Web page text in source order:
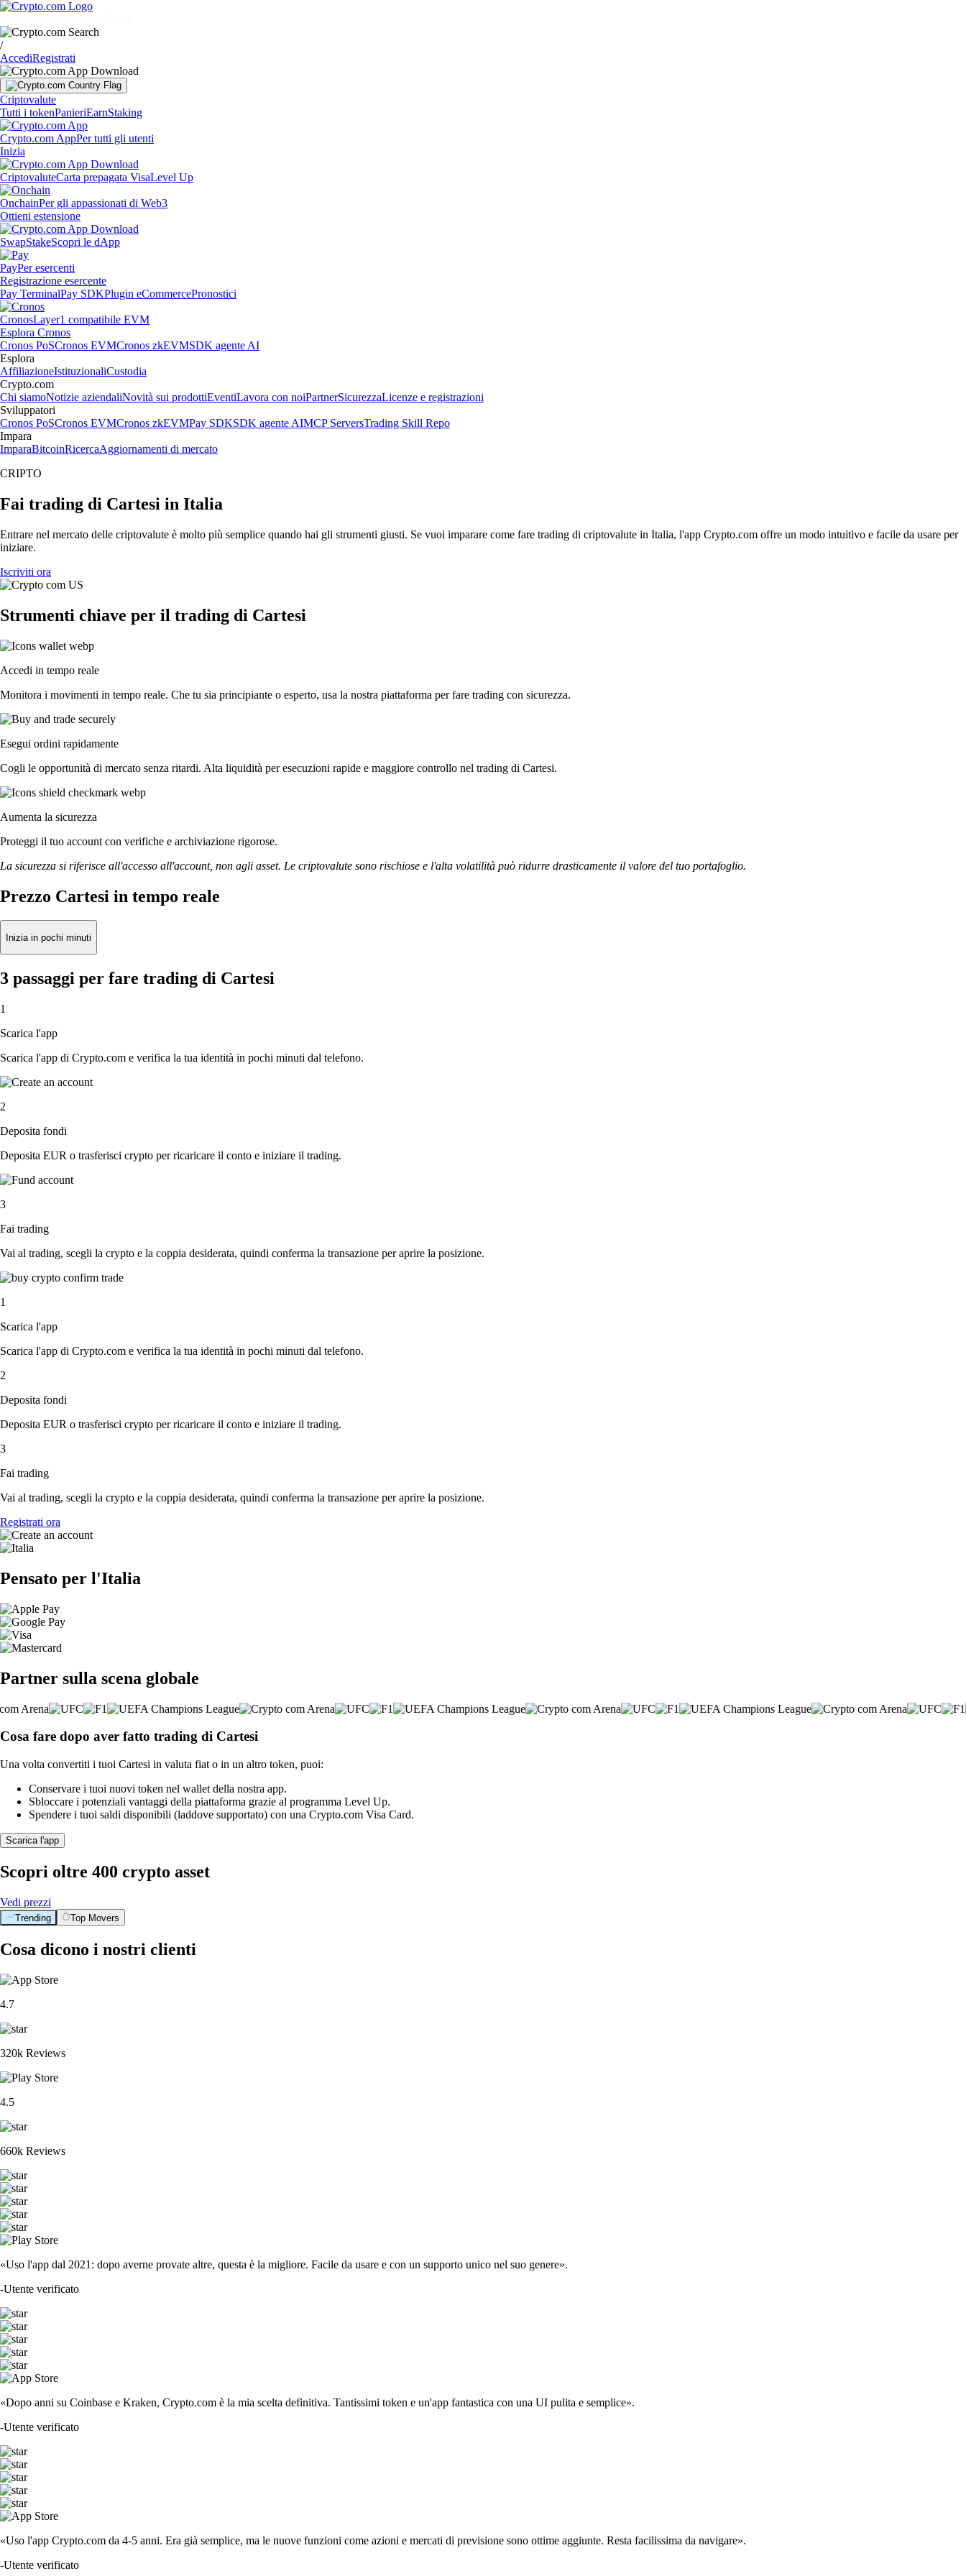
/
AccediRegistrati
Criptovalute
Tutti i tokenPanieriEarnStaking
Crypto.com AppPer tutti gli utenti
Inizia
CriptovaluteCarta prepagata VisaLevel Up
OnchainPer gli appassionati di Web3
Ottieni estensione
SwapStakeScopri le dApp
PayPer esercenti
Registrazione esercente
Pay TerminalPay SDKPlugin eCommercePronostici
CronosLayer1 compatibile EVM
Esplora Cronos
Cronos PoSCronos EVMCronos zkEVMSDK agente AI
Esplora
AffiliazioneIstituzionaliCustodia
Crypto.com
Chi siamoNotizie aziendaliNovità sui prodottiEventiLavora con noiPartnerSicurezzaLicenze e registrazioni
Sviluppatori
Cronos PoSCronos EVMCronos zkEVMPay SDKSDK agente AIMCP ServersTrading Skill Repo
Impara
ImparaBitcoinRicercaAggiornamenti di mercato
CRIPTO
Fai trading di Cartesi in Italia
Entrare nel mercato delle criptovalute è molto più semplice quando hai gli strumenti giusti. Se vuoi imparare come fare trading di criptovalute in Italia, l'app Crypto.com offre un modo intuitivo e facile da usare per
iniziare.
Iscriviti ora
Strumenti chiave per il trading di Cartesi
Accedi in tempo reale
Monitora i movimenti in tempo reale. Che tu sia principiante o esperto, usa la nostra piattaforma per fare trading con sicurezza.
Esegui ordini rapidamente
Cogli le opportunità di mercato senza ritardi. Alta liquidità per esecuzioni rapide e maggiore controllo nel trading di Cartesi.
Aumenta la sicurezza
Proteggi il tuo account con verifiche e archiviazione rigorose.
La sicurezza si riferisce all'accesso all'account, non agli asset. Le criptovalute sono rischiose e l'alta volatilità può ridurre drasticamente il valore del tuo portafoglio.
Prezzo Cartesi in tempo reale
Inizia in pochi minuti
3 passaggi per fare trading di Cartesi
1
Scarica l'app
Scarica l'app di Crypto.com e verifica la tua identità in pochi minuti dal telefono.
2
Deposita fondi
Deposita EUR o trasferisci crypto per ricaricare il conto e iniziare il trading.
3
Fai trading
Vai al trading, scegli la crypto e la coppia desiderata, quindi conferma la transazione per aprire la posizione.
1
Scarica l'app
Scarica l'app di Crypto.com e verifica la tua identità in pochi minuti dal telefono.
2
Deposita fondi
Deposita EUR o trasferisci crypto per ricaricare il conto e iniziare il trading.
3
Fai trading
Vai al trading, scegli la crypto e la coppia desiderata, quindi conferma la transazione per aprire la posizione.
Registrati ora
Pensato per l'Italia
Partner sulla scena globale
Cosa fare dopo aver fatto trading di Cartesi
Una volta convertiti i tuoi Cartesi in valuta fiat o in un altro token, puoi:
Conservare i tuoi nuovi token nel wallet della nostra app.
Sbloccare i potenziali vantaggi della piattaforma grazie al programma Level Up.
Spendere i tuoi saldi disponibili (laddove supportato) con una Crypto.com Visa Card.
Scarica l'app
Scopri oltre 400 crypto asset
Vedi prezzi
Trending Top Movers
Cosa dicono i nostri clienti
4.7
320k Reviews
4.5
660k Reviews
«Uso l'app dal 2021: dopo averne provate altre, questa è la migliore. Facile da usare e con un supporto unico nel suo genere».
-Utente verificato
«Dopo anni su Coinbase e Kraken, Crypto.com è la mia scelta definitiva. Tantissimi token e un'app fantastica con una UI pulita e semplice».
-Utente verificato
«Uso l'app Crypto.com da 4-5 anni. Era già semplice, ma le nuove funzioni come azioni e mercati di previsione sono ottime aggiunte. Resta facilissima da navigare».
-Utente verificato